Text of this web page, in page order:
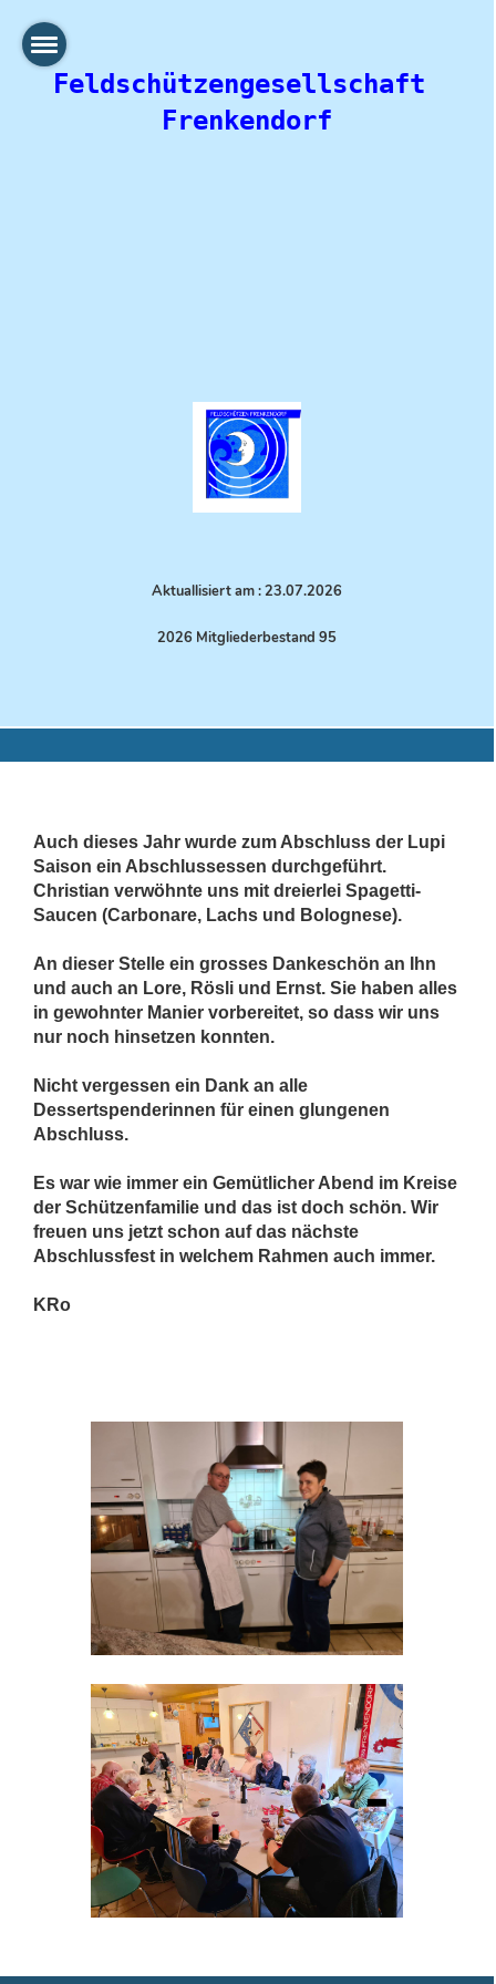
Feldschützengesellschaft
Frenkendorf
Aktuallisiert am : 23.07.2026
2026 Mitgliederbestand 95
Auch dieses Jahr wurde zum Abschluss der Lupi
Saison ein Abschlussessen durchgeführt.
Christian verwöhnte uns mit dreierlei Spagetti-
Saucen (Carbonare, Lachs und Bolognese).
An dieser Stelle ein grosses Dankeschön an Ihn
und auch an Lore, Rösli und Ernst. Sie haben alles
in gewohnter Manier vorbereitet, so dass wir uns
nur noch hinsetzen konnten.
Nicht vergessen ein Dank an alle
Dessertspenderinnen für einen glungenen
Abschluss.
Es war wie immer ein Gemütlicher Abend im Kreise
der Schützenfamilie und das ist doch schön. Wir
freuen uns jetzt schon auf das nächste
Abschlussfest in welchem Rahmen auch immer.
KRo